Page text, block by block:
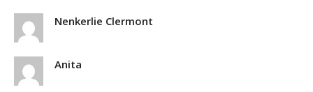
Nenkerlie Clermont
Anita